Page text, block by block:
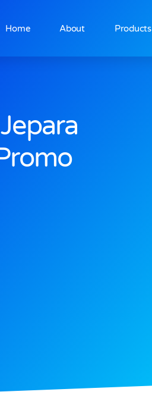
Home About Products